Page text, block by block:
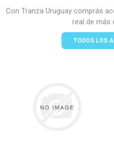
Con Tranza Uruguay comprás
real de más
TODOS LOS